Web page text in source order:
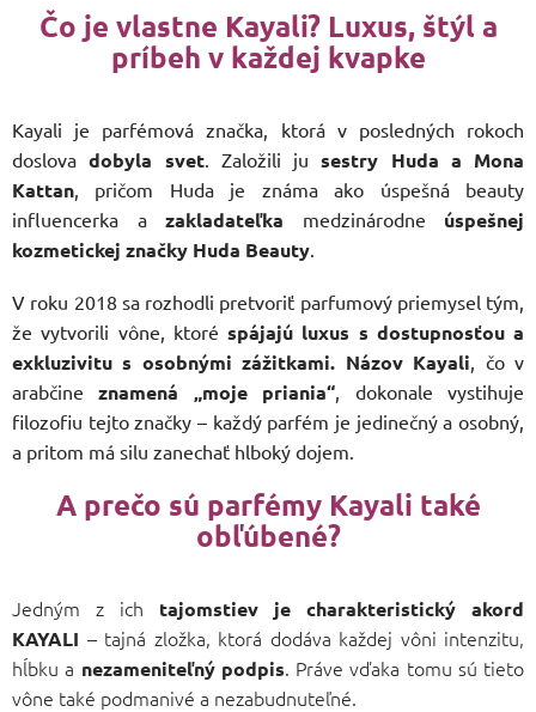
Čo je vlastne Kayali? Luxus, štýl a
príbeh v každej kvapke
Kayali je parfémová značka, ktorá v posledných rokoch
doslovadobyla svet. Založili ju sestry Huda a Mona
Kattan, pričom Huda je známa ako úspešná beauty
influencerka a zakladateľka medzinárodne úspešnej
kozmetickej značky Huda Beauty.
V roku 2018 sa rozhodli pretvoriť parfumový priemysel tým,
že vytvorili vône, ktoré spájajú luxus s dostupnosťou a
exkluzivitu s osobnými zážitkami. Názov Kayali, čo v
arabčineznamená „moje priania“, dokonale vystihuje
filozofiu tejto značky – každý parfém je jedinečný a osobný,
a pritom má silu zanechať hlboký dojem.
A prečo sú parfémy Kayali také
obľúbené?
Jedným z ich tajomstiev je charakteristický akord
KAYALI – tajná zložka, ktorá dodáva každej vôni intenzitu,
hĺbku a nezameniteľný podpis. Práve vďaka tomu sú tieto
vône také podmanivé a nezabudnuteľné.